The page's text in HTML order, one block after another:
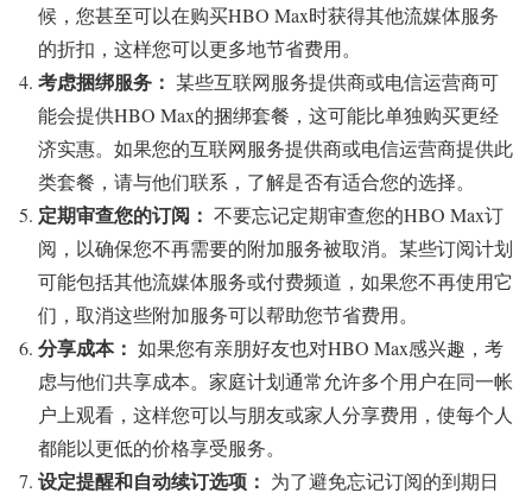
候，您甚至可以在购买HBO Max时获得其他流媒体服务
的折扣，这样您可以更多地节省费用。
考虑捆绑服务： 某些互联网服务提供商或电信运营商可
能会提供HBO Max的捆绑套餐，这可能比单独购买更经
济实惠。如果您的互联网服务提供商或电信运营商提供此
类套餐，请与他们联系，了解是否有适合您的选择。
定期审查您的订阅： 不要忘记定期审查您的HBO Max订
阅，以确保您不再需要的附加服务被取消。某些订阅计划
可能包括其他流媒体服务或付费频道，如果您不再使用它
们，取消这些附加服务可以帮助您节省费用。
分享成本： 如果您有亲朋好友也对HBO Max感兴趣，考
虑与他们共享成本。家庭计划通常允许多个用户在同一帐
户上观看，这样您可以与朋友或家人分享费用，使每个人
都能以更低的价格享受服务。
设定提醒和自动续订选项： 为了避免忘记订阅的到期日